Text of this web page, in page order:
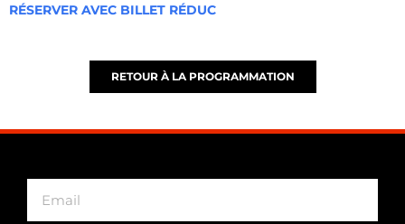
RÉSERVER AVEC BILLET RÉDUC
RETOUR À LA PROGRAMMATION